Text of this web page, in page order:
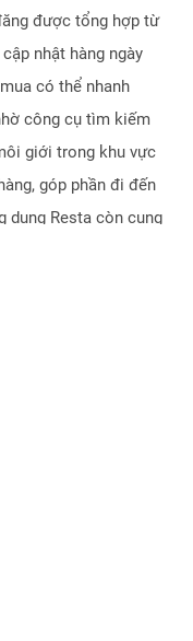
được tổng hợp từ
nhật hàng ngày
có thể nhanh
công cụ tìm kiếm
giới trong khu vực
góp phần đi đến
dụng Resta còn cung
người bán hay
các nhà đầu tư bất
hoạch toàn quốc
mang lại, chúng tôi
cho nhà đầu tư
sản.